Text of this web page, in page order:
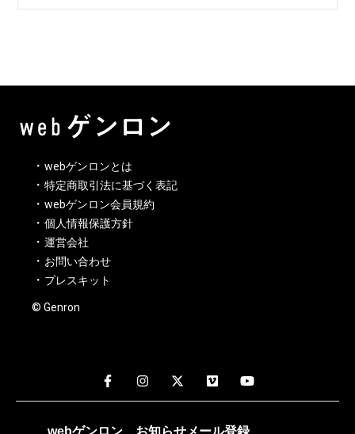
webゲンロンとは
特定商取引法に基づく表記
webゲンロン会員規約
個人情報保護方針
運営会社
お問い合わせ
プレスキット
© Genron
webゲンロン お知らせメール登録